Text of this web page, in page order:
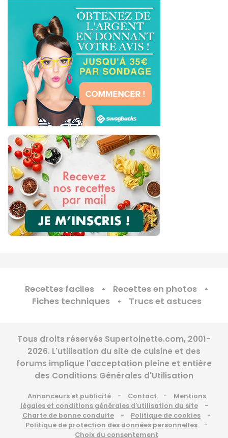
Recettes faciles
Recettes en photos
Fiches techniques
Trucs et astuces
Tous droits réservés Supertoinette.com, 2001-
2026. L'utilisation du site de cuisine et des
forums implique l'acceptation pleine et entière
des Conditions Générales d'Utilisation
Annonceurs et publicité Contact
Mentions
légales et conditions générales d'utilisation du site
Charte de bonne conduite
Politique de cookies
Politique de protection des données personnelles
Choix du consentement